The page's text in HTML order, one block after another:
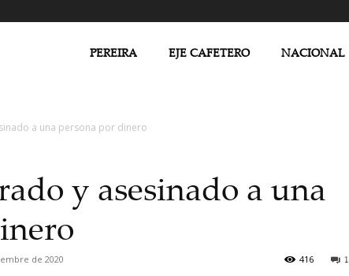
PEREIRA EJE CAFETERO NACIONAL
a una persona por dinero
y asesinado a una
de 2020 1
416